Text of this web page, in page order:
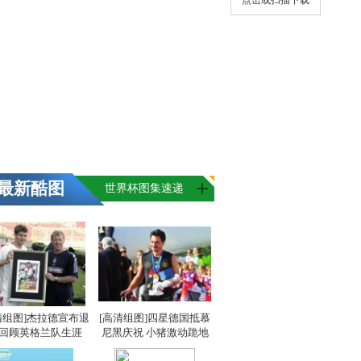
新酷图 世界杯图集速递
图]杰拉德宣布退
顾英格兰队生涯
[高清组图]四星德国抵慕
尼黑庆祝 小猪激动跪地